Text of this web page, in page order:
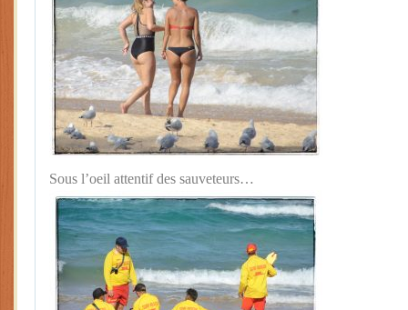
Sous l’oeil attentif des sauveteurs…